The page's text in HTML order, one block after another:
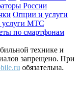
России
Опции и услуги
МТС
по смартфонам
технике и
запрещено. При
обязательна.